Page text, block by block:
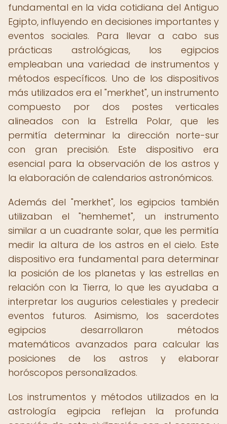
fundamental en la vida cotidiana del Antiguo
Egipto, influyendo en decisiones importantes y
eventos sociales. Para llevar a cabo sus
prácticas astrológicas, los egipcios
empleaban una variedad de instrumentos y
métodos específicos. Uno de los dispositivos
más utilizados era el "merkhet", un instrumento
compuesto por dos postes verticales
alineados con la Estrella Polar, que les
permitía determinar la dirección norte-sur
con gran precisión. Este dispositivo era
esencial para la observación de los astros y
la elaboración de calendarios astronómicos.
Además del "merkhet", los egipcios también
utilizaban el "hemhemet", un instrumento
similar a un cuadrante solar, que les permitía
medir la altura de los astros en el cielo. Este
dispositivo era fundamental para determinar
la posición de los planetas y las estrellas en
relación con la Tierra, lo que les ayudaba a
interpretar los augurios celestiales y predecir
eventos futuros. Asimismo, los sacerdotes
egipcios desarrollaron métodos
matemáticos avanzados para calcular las
posiciones de los astros y elaborar
horóscopos personalizados.
Los instrumentos y métodos utilizados en la
astrología egipcia reflejan la profunda